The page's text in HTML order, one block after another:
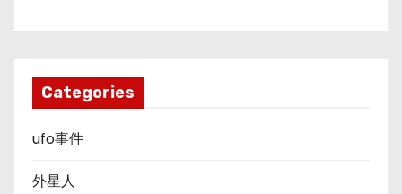
Categories
ufo事件
外星人